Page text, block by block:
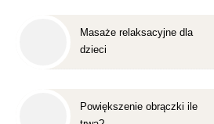
Masaże relaksacyjne dla
dzieci
Powiększenie obrączki ile